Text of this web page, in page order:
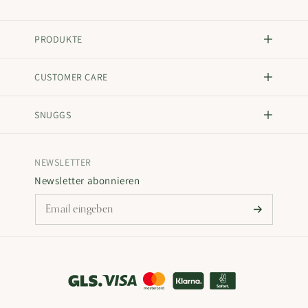
PRODUKTE
CUSTOMER CARE
SNUGGS
NEWSLETTER
Newsletter abonnieren